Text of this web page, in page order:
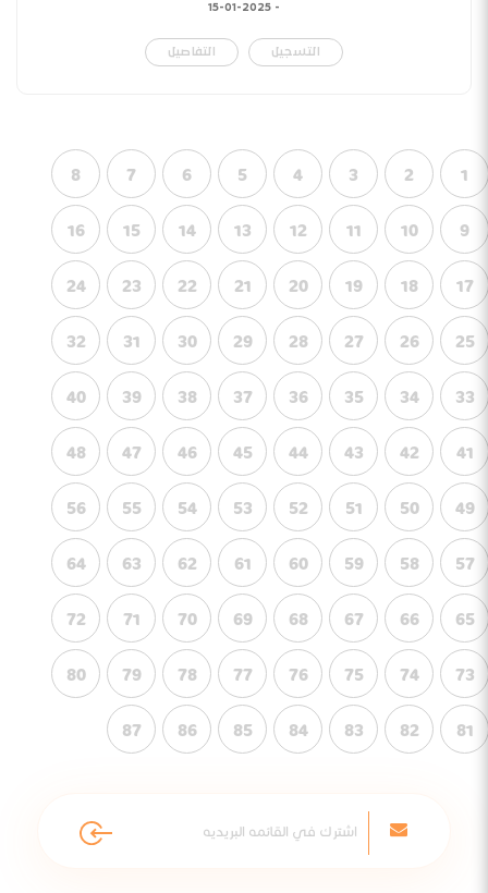
-
15-01-2025
التسجيل التفاصيل
1
2
3
4
5
6
7
8
9
10
11
12
13
14
15
16
17
18
19
20
21
22
23
24
25
26
27
28
29
30
31
32
33
34
35
36
37
38
39
40
41
42
43
44
45
46
47
48
49
50
51
52
53
54
55
56
57
58
59
60
61
62
63
64
65
66
67
68
69
70
71
72
73
74
75
76
77
78
79
80
81
82
83
84
85
86
87